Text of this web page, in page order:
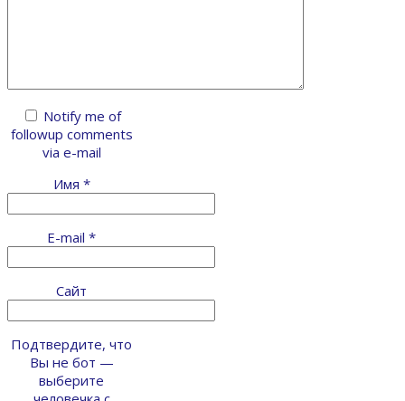
Notify me of
followup comments
via e-mail
Имя *
E-mail *
Сайт
Подтвердите, что
Вы не бот —
выберите